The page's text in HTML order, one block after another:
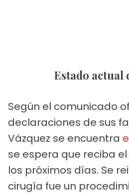
Estado
Según el comunicado
declaraciones de sus
Vázquez se encuentra
se espera que reciba
los próximos días. Se
cirugía fue un